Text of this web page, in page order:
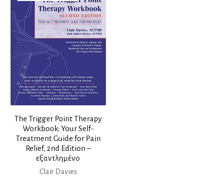
The Trigger Point Therapy
Workbook: Your Self-
Treatment Guide for Pain
Relief, 2nd Edition –
εξαντλημένο
Clair Davies